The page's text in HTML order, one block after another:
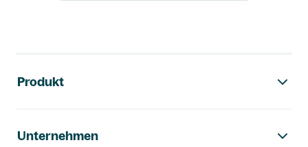
Produkt
Unternehmen